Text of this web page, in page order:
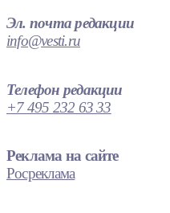
Эл. почта редакции
info@vesti.ru
Телефон редакции
+7 495 232 63 33
Реклама на сайте
Росреклама